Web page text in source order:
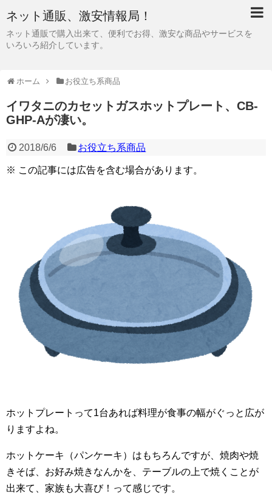
ネット通販、激安情報局！
ネット通販で購入出来て、便利でお得、激安な商品やサービスを
いろいろ紹介しています。
ホーム お役立ち系商品
イワタニのカセットガスホットプレート、CB-
GHP-Aが凄い。
2018/6/6 お役立ち系商品
※ この記事には広告を含む場合があります。
ホットプレートって1台あれば料理が食事の幅がぐっと広が
りますよね。
ホットケーキ（パンケーキ）はもちろんですが、焼肉や焼
きそば、お好み焼きなんかを、テーブルの上で焼くことが
出来て、家族も大喜び！って感じです。